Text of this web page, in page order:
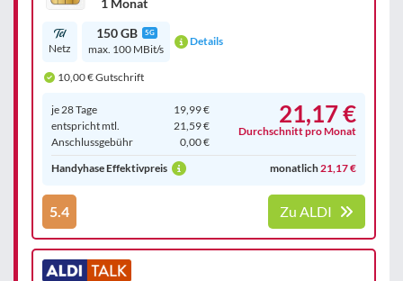
1 Monat
Netz
150 GB 5G
max. 100 MBit/s
Details
10,00 € Gutschrift
je 28 Tage
19,99 €
entspricht mtl.
21,59 €
Anschluss­gebühr
0,00 €
21,17 €
Durchschnitt pro Monat
Handyhase Effektivpreis monatlich 21,17 €
5.4 Zu ALDI